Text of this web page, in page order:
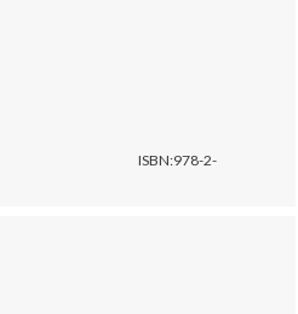
ISBN:978-2-